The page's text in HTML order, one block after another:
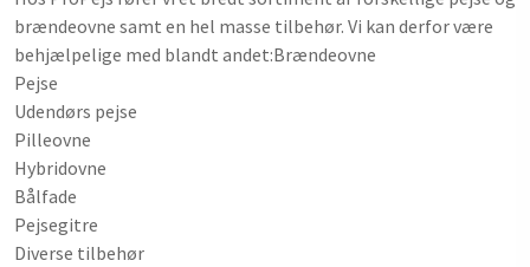
brændeovne samt en hel masse tilbehør. Vi kan derfor være
behjælpelige med blandt andet: ​Brændeovne
​Pejse
​Udendørs pejse
​Pilleovne​
​Hybridovne
​Bålfade
​Pejsegitre
​Diverse tilbehør​​